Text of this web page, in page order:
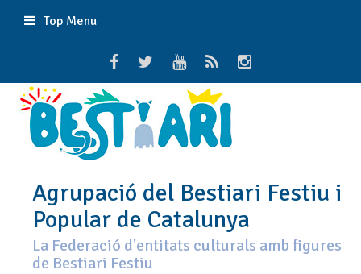
Top Menu
Agrupació del Bestiari Festiu i
Popular de Catalunya
La Federació d'entitats culturals amb figures
de Bestiari Festiu